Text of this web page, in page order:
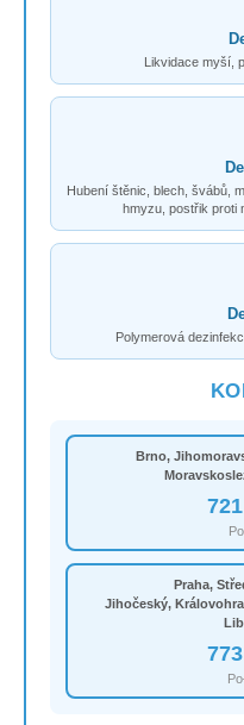
Likvidace myší,
Hubení štěnic, blech, švábů,
hmyzu, postřik proti
Polymerová
Brno,
Praha,
Jihočeský,